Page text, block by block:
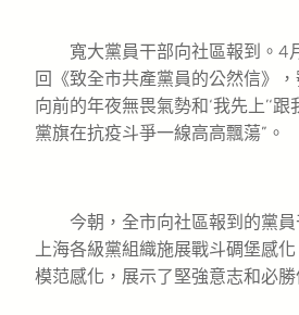
寬大黨員干部向社區報到。4
回《致全市共產黨員的公然信》
向前的年夜無畏氣勢和‘我先上’‘
黨旗在抗疫斗爭一線高高飄蕩”。
今朝，全市向社區報到的黨員
上海各級黨組織施展戰斗碉堡感
模范感化，展示了堅強意志和必勝